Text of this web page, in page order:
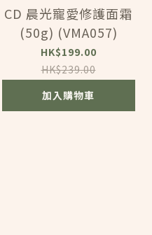
CD 晨光寵愛修護面霜
(50g) (VMA057)
HK$199.00
HK$239.00
加入購物車